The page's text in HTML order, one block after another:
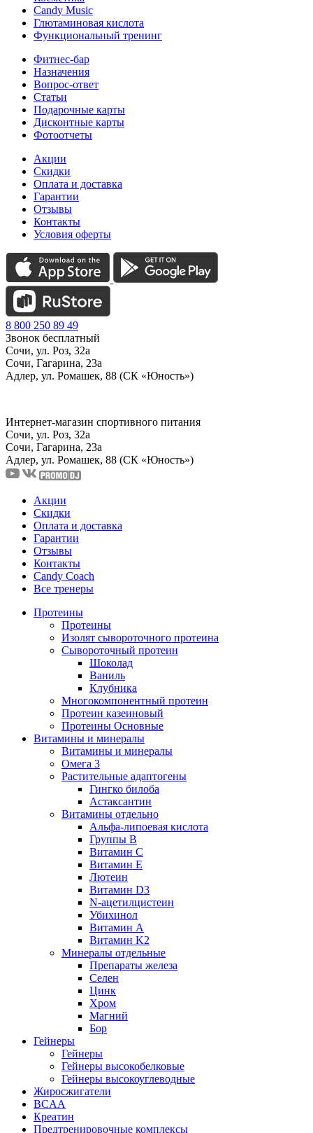
Candy Music
Глютаминовая кислота
Функциональный тренинг
Фитнес-бар
Назначения
Вопрос-ответ
Статьи
Подарочные карты
Дисконтные карты
Фотоотчеты
Акции
Скидки
Оплата и доставка
Гарантии
Отзывы
Контакты
Условия оферты
8 800 250 89 49
Звонок бесплатный
Сочи, ул. Роз, 32а
Сочи, Гагарина, 23а
Адлер, ул. Ромашек, 88 (СК «Юность»)
Интернет-магазин спортивного питания
Сочи, ул. Роз, 32а
Сочи, Гагарина, 23а
Адлер, ул. Ромашек, 88 (СК «Юность»)
Акции
Скидки
Оплата и доставка
Гарантии
Отзывы
Контакты
Candy Coach
Все тренеры
Протеины
Протеины
Изолят сывороточного протеина
Сывороточный протеин
Шоколад
Ваниль
Клубника
Многокомпонентный протеин
Протеин казеиновый
Протеины Основные
Витамины и минералы
Витамины и минералы
Омега 3
Растительные адаптогены
Гингко билоба
Астаксантин
Витамины отдельно
Альфа-липоевая кислота
Группы B
Витамин С
Витамин Е
Лютеин
Витамин D3
N-ацетилцистеин
Убихинол
Витамин А
Витамин K2
Минералы отдельные
Препараты железа
Селен
Цинк
Хром
Магний
Бор
Гейнеры
Гейнеры
Гейнеры высокобелковые
Гейнеры высокоуглеводные
Жиросжигатели
BCAA
Креатин
Предтренировочные комплексы